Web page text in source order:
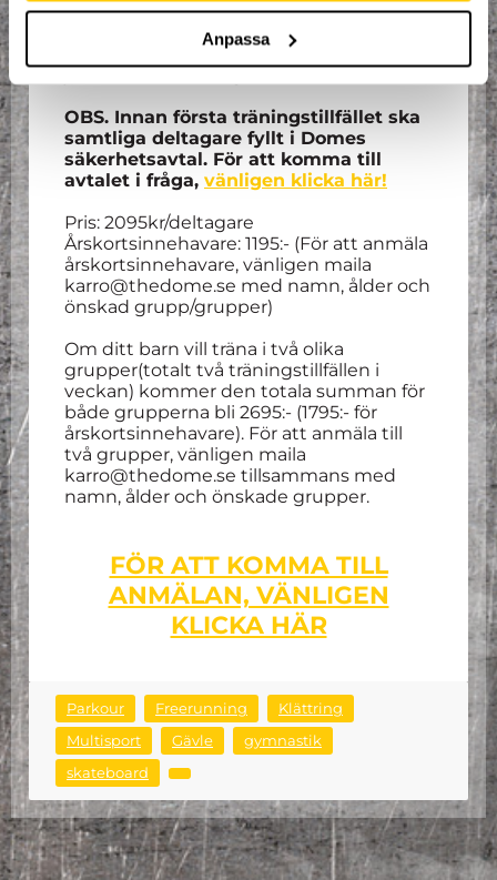
Anpassa
timmes entré varje veckasom
deltagaren ska/kan nyttja direkt efter
träningen. Denna entré går inte att
OBS. Innan första träningstillfället ska
samtliga deltagare fyllt i Domes
säkerhetsavtal. För att komma till
avtalet i fråga, vänligen klicka här!
Pris: 2095kr/deltagare
Årskortsinnehavare: 1195:- (För att anmäla
årskortsinnehavare, vänligen maila
karro@thedome.se med namn, ålder och
önskad grupp/grupper)
Om ditt barn vill träna i två olika
grupper(totalt två träningstillfällen i
veckan) kommer den totala summan för
både grupperna bli 2695:- (1795:- för
årskortsinnehavare). För att anmäla till
två grupper, vänligen maila
karro@thedome.se tillsammans med
namn, ålder och önskade grupper.
FÖR ATT KOMMA TILL
ANMÄLAN, VÄNLIGEN
KLICKA HÄR
Parkour Freerunning
Klättring
Multisport
Gävle
gymnastik
skateboard